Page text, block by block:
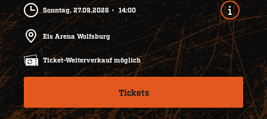
Sonntag, 27.09.2026 14:00
Eis Arena Wolfsburg
Ticket-Weiterverkauf möglich
Tickets